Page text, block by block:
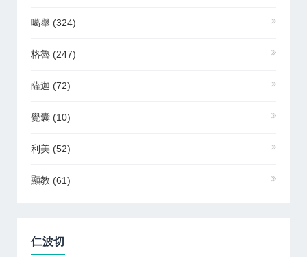
噶舉 (324)
格魯 (247)
薩迦 (72)
覺囊 (10)
利美 (52)
顯教 (61)
仁波切